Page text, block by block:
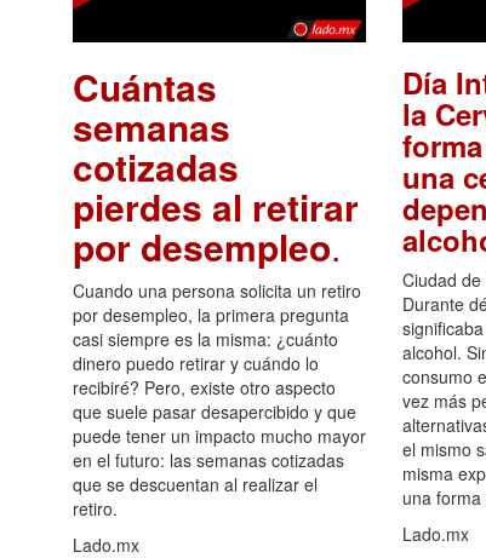
Cuántas
semanas
cotizadas
pierdes al retirar
por desempleo.
Cuando una persona solicita un retiro
por desempleo, la primera pregunta
casi siempre es la misma: ¿cuánto
dinero puedo retirar y cuándo lo
recibiré? Pero, existe otro aspecto
que suele pasar desapercibido y que
puede tener un impacto mucho mayor
en el futuro: las semanas cotizadas
que se descuentan al realizar el
retiro.
Lado.mx
Día
la
una
Ciudad
Durante
alcohol.
consumo
vez más
el mismo
misma
una
Lado.mx